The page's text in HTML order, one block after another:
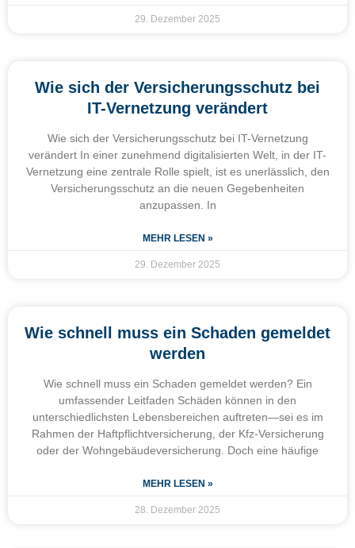
29. Dezember 2025
Wie sich der Versicherungsschutz bei
IT-Vernetzung verändert
Wie sich der Versicherungsschutz bei IT-Vernetzung
verändert In einer zunehmend digitalisierten Welt, in der IT-
Vernetzung eine zentrale Rolle spielt, ist es unerlässlich, den
Versicherungsschutz an die neuen Gegebenheiten
anzupassen. In
MEHR LESEN »
29. Dezember 2025
Wie schnell muss ein Schaden gemeldet
werden
Wie schnell muss ein Schaden gemeldet werden? Ein
umfassender Leitfaden Schäden können in den
unterschiedlichsten Lebensbereichen auftreten—sei es im
Rahmen der Haftpflichtversicherung, der Kfz-Versicherung
oder der Wohngebäudeversicherung. Doch eine häufige
MEHR LESEN »
28. Dezember 2025